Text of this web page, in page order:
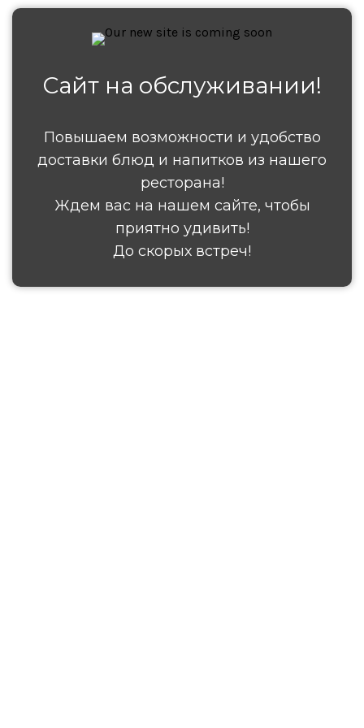
Сайт на обслуживании!
Повышаем возможности и удобство
доставки блюд и напитков из нашего
ресторана!
Ждем вас на нашем сайте, чтобы
приятно удивить!
До скорых встреч!